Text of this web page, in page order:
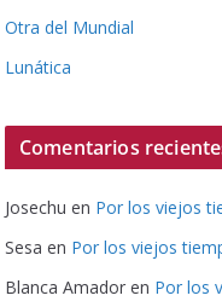
Otra del Mundial
Lunática
Comentarios
Josechu en Por los viejos
Sesa en Por los viejos
Blanca Amador en Por los